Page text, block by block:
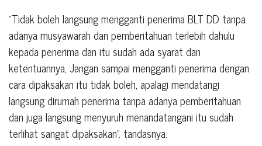
“Tidak boleh langsung mengganti penerima BLT DD tanpa
adanya musyawarah dan pemberitahuan terlebih dahulu
kepada penerima dan itu sudah ada syarat dan
ketentuannya, Jangan sampai mengganti penerima dengan
cara dipaksakan itu tidak boleh, apalagi mendatangi
langsung dirumah penerima tanpa adanya pemberitahuan
dan juga langsung menyuruh menandatangani itu sudah
terlihat sangat dipaksakan”. tandasnya.